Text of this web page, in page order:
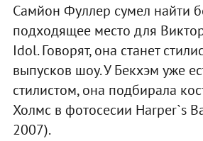
Самйон Фуллер сумел найти
подходящее место для
Idol. Говорят, она станет
выпусков шоу. У Бекхэм уже
стилистом, она подбирала
Холмс в фотосесии Harper`s
2007).